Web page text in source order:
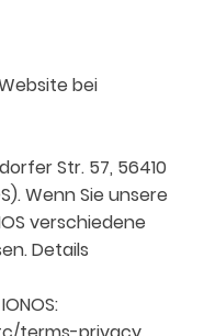
bei
Str. 57, 56410
Wenn Sie unsere
verschiedene
Details